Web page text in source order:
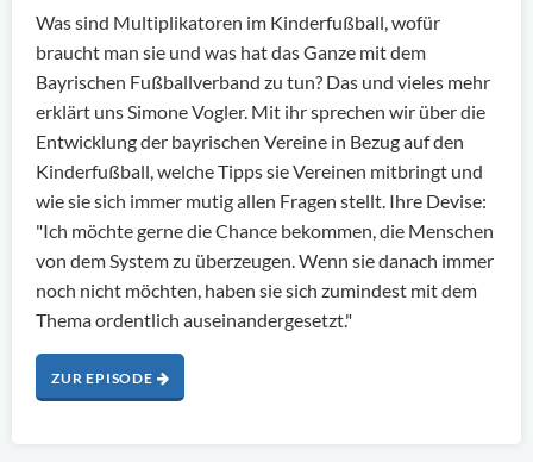
Was sind Multiplikatoren im Kinderfußball, wofür
braucht man sie und was hat das Ganze mit dem
Bayrischen Fußballverband zu tun? Das und vieles mehr
erklärt uns Simone Vogler. Mit ihr sprechen wir über die
Entwicklung der bayrischen Vereine in Bezug auf den
Kinderfußball, welche Tipps sie Vereinen mitbringt und
wie sie sich immer mutig allen Fragen stellt. Ihre Devise:
"Ich möchte gerne die Chance bekommen, die Menschen
von dem System zu überzeugen. Wenn sie danach immer
noch nicht möchten, haben sie sich zumindest mit dem
Thema ordentlich auseinandergesetzt."
ZUR EPISODE